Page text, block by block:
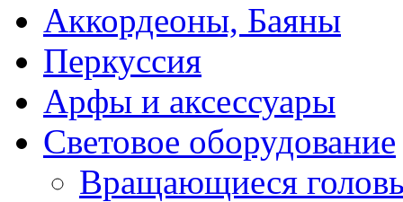
Аккордеоны, Баяны
Перкуссия
Арфы и аксессуары
Световое оборудование
Вращающиеся